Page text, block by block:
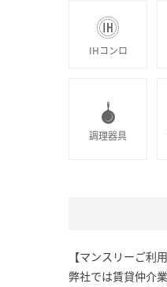
IHコンロ
調理器具
【マンスリーご利
弊社では賃貸仲介